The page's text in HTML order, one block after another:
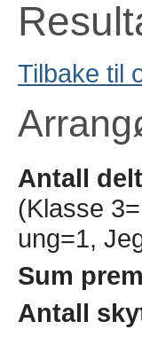
Tilbake til
Antall
(Klasse
ung=1,
Sum
Antall